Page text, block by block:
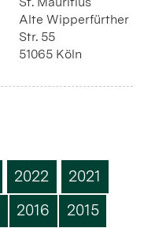
Alte Wipperfürther
Str. 55
51065 Köln
2022
2021
2016
2015